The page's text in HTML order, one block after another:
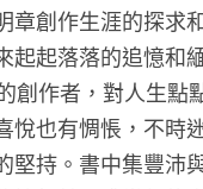
章創作生涯的探求
起起落落的追憶和
創作者，對人生點
悅也有惆悵，不時
堅持。書中集豐沛